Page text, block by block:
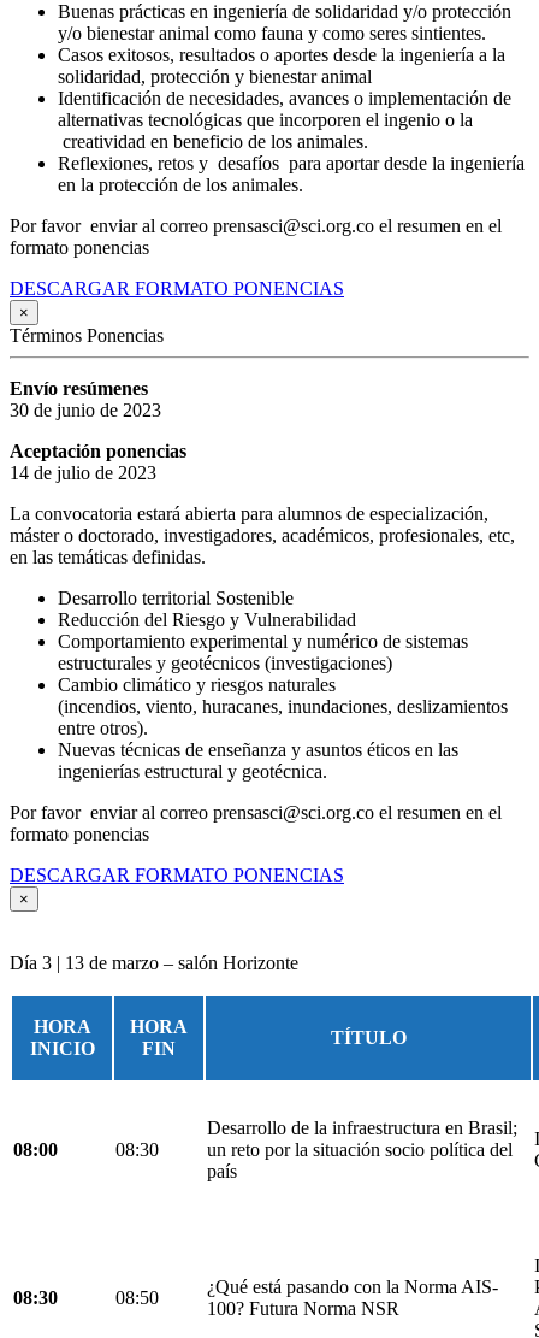
Buenas prácticas en ingeniería de solidaridad y/o protección
y/o bienestar animal como fauna y como seres sintientes.
Casos exitosos, resultados o aportes desde la ingeniería a la
solidaridad, protección y bienestar animal
Identificación de necesidades, avances o implementación de
alternativas tecnológicas que incorporen el ingenio o la
creatividad en beneficio de los animales.
Reflexiones, retos y desafíos para aportar desde la ingeniería
en la protección de los animales.
Por favor enviar al correo prensasci@sci.org.co el resumen en el
formato ponencias
DESCARGAR FORMATO PONENCIAS
×
Términos Ponencias
Envío resúmenes
30 de junio de 2023
Aceptación ponencias
14 de julio de 2023
La convocatoria estará abierta para alumnos de especialización,
máster o doctorado, investigadores, académicos, profesionales, etc,
en las temáticas definidas.
Desarrollo territorial Sostenible
Reducción del Riesgo y Vulnerabilidad
Comportamiento experimental y numérico de sistemas
estructurales y geotécnicos (investigaciones)
Cambio climático y riesgos naturales
(incendios, viento, huracanes, inundaciones, deslizamientos
entre otros).
Nuevas técnicas de enseñanza y asuntos éticos en las
ingenierías estructural y geotécnica.
Por favor enviar al correo prensasci@sci.org.co el resumen en el
formato ponencias
DESCARGAR FORMATO PONENCIAS
×
Día 3 | 13 de marzo – salón Horizonte
HORA
INICIO
HORA
FIN
TÍTULO
08:00 08:30
Desarrollo de la infraestructura en Brasil;
un reto por la situación socio política del
país
08:30 08:50
¿Qué está pasando con la Norma AIS-
100? Futura Norma NSR